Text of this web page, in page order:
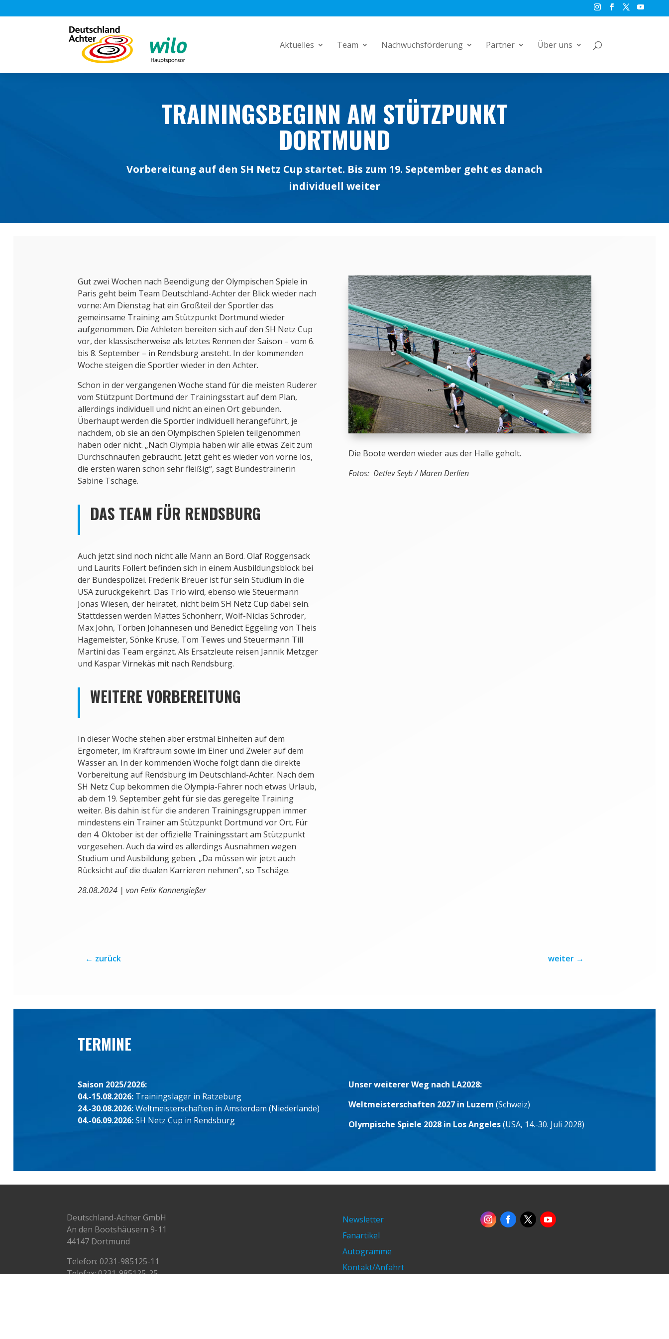
Aktuelles Team Nachwuchsförderung Partner Über uns
TRAININGSBEGINN AM STÜTZPUNKT
DORTMUND
Vorbereitung auf den SH Netz Cup startet. Bis zum 19. September geht es danach
individuell weiter
Gut zwei Wochen nach Beendigung der Olympischen Spiele in
Paris geht beim Team Deutschland-Achter der Blick wieder nach
vorne: Am Dienstag hat ein Großteil der Sportler das
gemeinsame Training am Stützpunkt Dortmund wieder
aufgenommen. Die Athleten bereiten sich auf den SH Netz Cup
vor, der klassischerweise als letztes Rennen der Saison – vom 6.
bis 8. September – in Rendsburg ansteht. In der kommenden
Woche steigen die Sportler wieder in den Achter.
Schon in der vergangenen Woche stand für die meisten Ruderer
vom Stützpunt Dortmund der Trainingsstart auf dem Plan,
allerdings individuell und nicht an einen Ort gebunden.
Überhaupt werden die Sportler individuell herangeführt, je
nachdem, ob sie an den Olympischen Spielen teilgenommen
haben oder nicht. „Nach Olympia haben wir alle etwas Zeit zum
Durchschnaufen gebraucht. Jetzt geht es wieder von vorne los,
die ersten waren schon sehr fleißig“, sagt Bundestrainerin
Sabine Tschäge.
DAS TEAM FÜR RENDSBURG
Auch jetzt sind noch nicht alle Mann an Bord. Olaf Roggensack
und Laurits Follert befinden sich in einem Ausbildungsblock bei
der Bundespolizei. Frederik Breuer ist für sein Studium in die
USA zurückgekehrt. Das Trio wird, ebenso wie Steuermann
Jonas Wiesen, der heiratet, nicht beim SH Netz Cup dabei sein.
Stattdessen werden Mattes Schönherr, Wolf-Niclas Schröder,
Max John, Torben Johannesen und Benedict Eggeling von Theis
Hagemeister, Sönke Kruse, Tom Tewes und Steuermann Till
Martini das Team ergänzt. Als Ersatzleute reisen Jannik Metzger
und Kaspar Virnekäs mit nach Rendsburg.
WEITERE VORBEREITUNG
In dieser Woche stehen aber erstmal Einheiten auf dem
Ergometer, im Kraftraum sowie im Einer und Zweier auf dem
Wasser an. In der kommenden Woche folgt dann die direkte
Vorbereitung auf Rendsburg im Deutschland-Achter. Nach dem
SH Netz Cup bekommen die Olympia-Fahrer noch etwas Urlaub,
ab dem 19. September geht für sie das geregelte Training
weiter. Bis dahin ist für die anderen Trainingsgruppen immer
mindestens ein Trainer am Stützpunkt Dortmund vor Ort. Für
den 4. Oktober ist der offizielle Trainingsstart am Stützpunkt
vorgesehen. Auch da wird es allerdings Ausnahmen wegen
Studium und Ausbildung geben. „Da müssen wir jetzt auch
Rücksicht auf die dualen Karrieren nehmen“, so Tschäge.
28.08.2024 | von Felix Kannengießer
Die Boote werden wieder aus der Halle geholt.
Fotos: Detlev Seyb / Maren Derlien
← zurück weiter →
TERMINE
Saison 2025/2026:
04.-15.08.2026: Trainingslager in Ratzeburg
24.-30.08.2026:Weltmeisterschaften in Amsterdam (Niederlande)
04.-06.09.2026:SH Netz Cup in Rendsburg
Unser weiterer Weg nach LA2028:
Weltmeisterschaften 2027 in Luzern (Schweiz)
Olympische Spiele 2028 in Los Angeles(USA, 14.-30. Juli 2028)
Deutschland-Achter GmbH
An den Bootshäusern 9-11
44147 Dortmund
Telefon: 0231-985125-11
Telefax: 0231-985125-25
Newsletter
Fanartikel
Autogramme
Kontakt/Anfahrt